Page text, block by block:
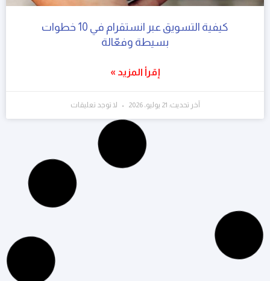
كيفية التسويق عبر انستقرام في 10 خطوات
بسيطة وفعّالة
إقرأ المزيد »
آخر تحديث: 21 يوليو، 2026 لا توجد تعليقات